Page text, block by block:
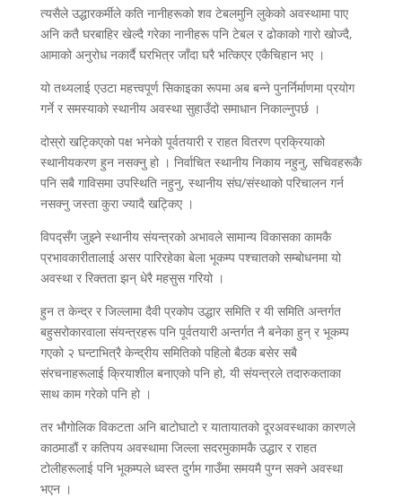
त्यसैले उद्धारकर्मीले कति नानीहरूको शव टेबलमुनि लुकेको अवस्थामा पाए
अनि कतै घरबाहिर खेल्दै गरेका नानीहरू पनि टेबल र ढोकाको गारो खोज्दै,
आमाको अनुरोध नकार्दै घरभित्र जाँदा घरै भत्किएर एकैचिहान भए ।
यो तथ्यलाई एउटा महत्त्वपूर्ण सिकाइका रूपमा अब बन्ने पुनर्निर्माणमा प्रयोग
गर्ने र समस्याको स्थानीय अवस्था सुहाउँदो समाधान निकाल्नुपर्छ ।
दोस्रो खट्किएको पक्ष भनेको पूर्वतयारी र राहत वितरण प्रक्रियाको
स्थानीयकरण हुन नसक्नु हो । निर्वाचित स्थानीय निकाय नहुनु, सचिवहरूकै
पनि सबै गाविसमा उपस्थिति नहुनु, स्थानीय संघ/संस्थाको परिचालन गर्न
नसक्नु जस्ता कुरा ज्यादै खट्किए ।
विपद्सँग जुझ्ने स्थानीय संयन्त्रको अभावले सामान्य विकासका कामकै
प्रभावकारीतालाई असर पारिरहेका बेला भूकम्प पश्चातको सम्बोधनमा यो
अवस्था र रिक्तता झन् धेरै महसुस गरियो ।
हुन त केन्द्र र जिल्लामा दैवी प्रकोप उद्धार समिति र यी समिति अन्तर्गत
बहुसरोकारवाला संयन्त्रहरू पनि पूर्वतयारी अन्तर्गत नै बनेका हुन् र भूकम्प
गएको २ घन्टाभित्रै केन्द्रीय समितिको पहिलो बैठक बसेर सबै
संरचनाहरूलाई क्रियाशील बनाएको पनि हो, यी संयन्त्रले तदारुकताका
साथ काम गरेको पनि हो ।
तर भौगोलिक विकटता अनि बाटोघाटो र यातायातको दूरअवस्थाका कारणले
काठमाडौं र कतिपय अवस्थामा जिल्ला सदरमुकामकै उद्धार र राहत
टोलीहरूलाई पनि भूकम्पले ध्वस्त दुर्गम गाउँमा समयमै पुग्न सक्ने अवस्था
भएन ।